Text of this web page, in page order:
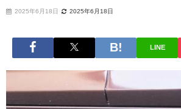
2025年6月18日 2025年6月18日
LINE